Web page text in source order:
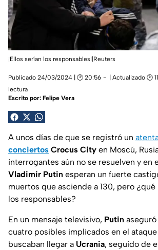
¡Ellos serían los responsables!|Reuters
Publicado 24/03/2024 | 🕑 20:56 | Actualizado 🕑
lectura
Escrito por: Felipe Vera
A unos días de que se registró un
conciertos Crocus City en Moscú,
interrogantes aún no se resuelven y en
Vladimir Putin esperan un fuerte
muertos que asciende a 130, pero
los responsables?
En un mensaje televisivo, Putin
cuatro posibles implicados en el
buscaban llegar a Ucrania, seguido de